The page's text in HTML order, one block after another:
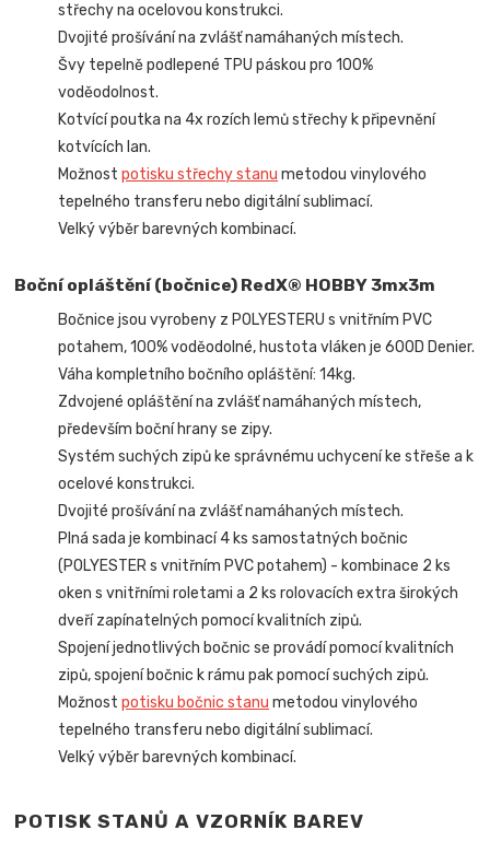
střechy na ocelovou konstrukci.
Dvojité prošívání na zvlášť namáhaných místech.
Švy tepelně podlepené TPU páskou pro 100%
voděodolnost.
Kotvící poutka na 4x rozích lemů střechy k připevnění
kotvících lan.
Možnostpotisku střechy stanu metodou vinylového
tepelného transferu nebo digitální sublimací.
Velký výběr barevných kombinací.
Boční opláštění (bočnice) RedX® HOBBY 3mx3m
Bočnice jsou vyrobeny z POLYESTERU s vnitřním PVC
potahem, 100% voděodolné, hustota vláken je 600D Denier.
Váha kompletního bočního opláštění: 14kg.
Zdvojené opláštění na zvlášť namáhaných místech,
především boční hrany se zipy.
Systém suchých zipů ke správnému uchycení ke střeše a k
ocelové konstrukci.
Dvojité prošívání na zvlášť namáhaných místech.
Plná sada je kombinací 4 ks samostatných bočnic
(POLYESTER s vnitřním PVC potahem) - kombinace 2 ks
oken s vnitřními roletami a 2 ks rolovacích extra širokých
dveří zapínatelných pomocí kvalitních zipů.
Spojení jednotlivých bočnic se provádí pomocí kvalitních
zipů, spojení bočnic k rámu pak pomocí suchých zipů.
Možnostpotisku bočnic stanu metodou vinylového
tepelného transferu nebo digitální sublimací.
Velký výběr barevných kombinací.
POTISK STANŮ A VZORNÍK BAREV